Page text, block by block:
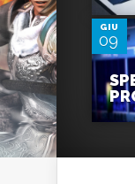
GIU
09